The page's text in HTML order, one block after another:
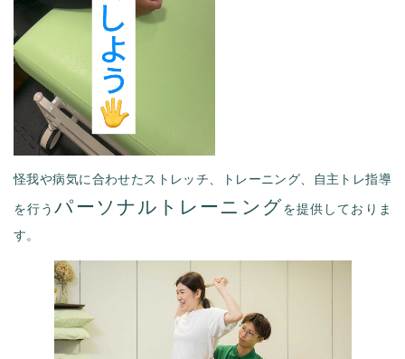
怪我や病気に合わせたストレッチ、トレーニング、自主トレ指導
を行うパーソナルトレーニングを提供しておりま
す。